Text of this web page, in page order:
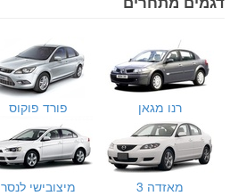
רנו מגאן פורד פוקוס
מאזדה 3 מיצובישי לנסר